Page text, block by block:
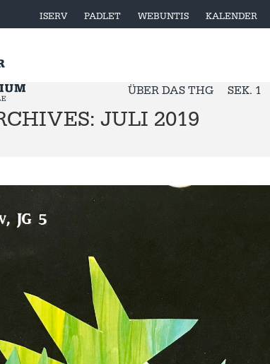
ISERV PADLET WEBUNTIS KALENDER
ÜBER DAS THG SEK. 1
JULI 2019